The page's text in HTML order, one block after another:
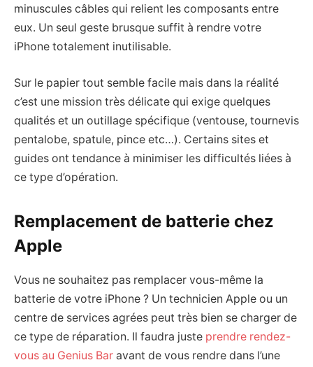
minuscules câbles qui relient les composants entre
eux. Un seul geste brusque suffit à rendre votre
iPhone totalement inutilisable.
Sur le papier tout semble facile mais dans la réalité
c’est une mission très délicate qui exige quelques
qualités et un outillage spécifique (ventouse, tournevis
pentalobe, spatule, pince etc…). Certains sites et
guides ont tendance à minimiser les difficultés liées à
ce type d’opération.
Remplacement de batterie chez
Apple
Vous ne souhaitez pas remplacer vous-même la
batterie de votre iPhone ? Un technicien Apple ou un
centre de services agrées peut très bien se charger de
ce type de réparation. Il faudra juste prendre rendez-
vous au Genius Bar avant de vous rendre dans l’une